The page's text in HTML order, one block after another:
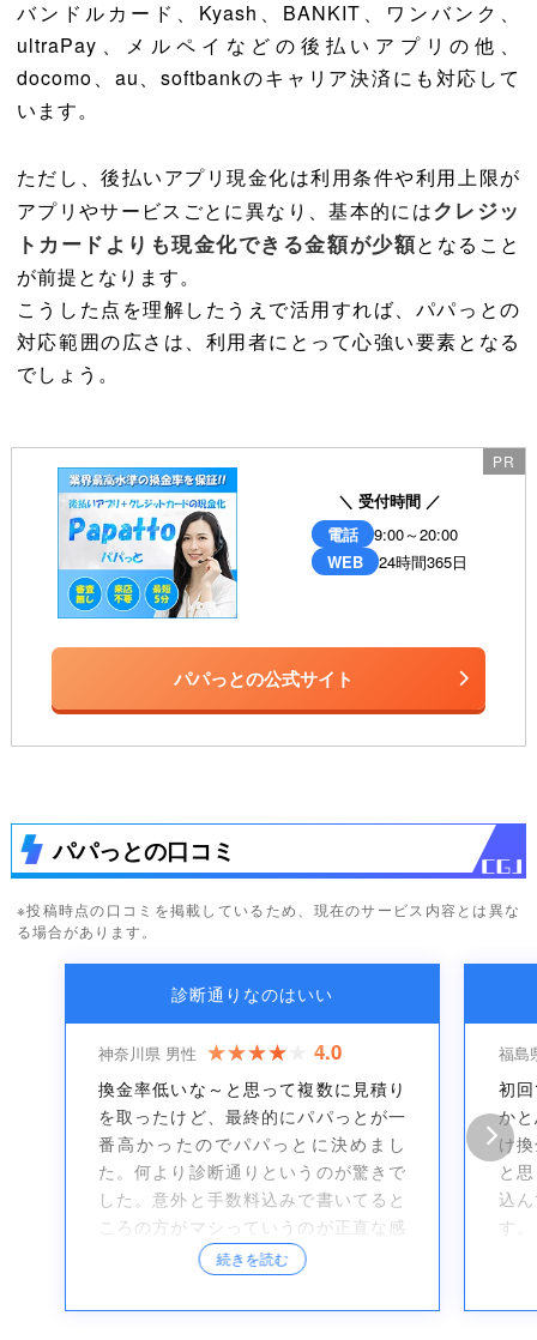
バンドルカード、Kyash、BANKIT、ワンバンク、
ultraPay、メルペイなどの後払いアプリの他、
docomo、au、softbankのキャリア決済にも対応して
います。
ただし、後払いアプリ現金化は利用条件や利用上限が
アプリやサービスごとに異なり、基本的にはクレジッ
トカードよりも現金化できる金額が少額となること
が前提となります。
こうした点を理解したうえで活用すれば、パパっとの
対応範囲の広さは、利用者にとって心強い要素となる
でしょう。
＼ 受付時間 ／
電話
9:00～20:00
WEB
24時間365日
パパっとの公式サイト
パパっとの口コミ
※投稿時点の口コミを掲載しているため、現在のサービス内容とは異な
る場合があります。
診断通りなのはいい
神奈川県 男性 4.0
換金率低いな～と思って複数に見積り
を取ったけど、最終的にパパっとが一
番高かったのでパパっとに決めまし
た。何より診断通りというのが驚きで
した。意外と手数料込みで書いてると
ころの方がマシっていうのが正直な感
続きを読む
福島
初
か
け
と
込
す。